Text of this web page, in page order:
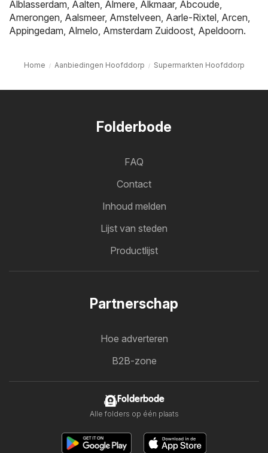
Alblasserdam, Aalten, Almere, Alkmaar, Abcoude,
Amerongen, Aalsmeer, Amstelveen, Aarle-Rixtel, Arcen,
Appingedam, Almelo, Amsterdam Zuidoost, Apeldoorn.
Home Aanbiedingen Hoofddorp Supermarkten Hoofddorp
Folderbode
FAQ
Contact
Inhoud melden
Lijst van steden
Productlijst
Partnerschap
Hoe adverteren
B2B-zone
Folderbode
Alle folders op één plaats